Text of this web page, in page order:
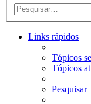
Links rápidos
Tópicos
Tópicos
Pesquisar